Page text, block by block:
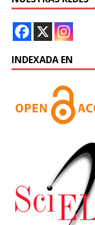
INDEXADA EN